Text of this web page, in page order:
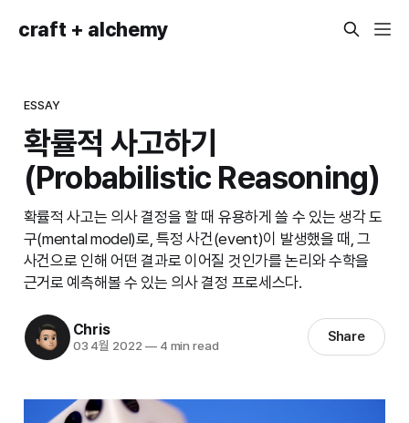
craft + alchemy
ESSAY
확률적 사고하기
(Probabilistic Reasoning)
확률적 사고는 의사 결정을 할 때 유용하게 쓸 수 있는 생각 도
구(mental model)로, 특정 사건(event)이 발생했을 때, 그
사건으로 인해 어떤 결과로 이어질 것인가를 논리와 수학을
근거로 예측해볼 수 있는 의사 결정 프로세스다.
Chris
03 4월 2022 —4 min read
Share